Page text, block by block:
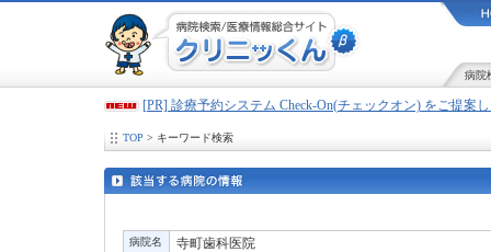
病院
[PR] 診療予約システム Check-On(チェックオン) をご提案
TOP > キーワード検索
病院名 寺町歯科医院